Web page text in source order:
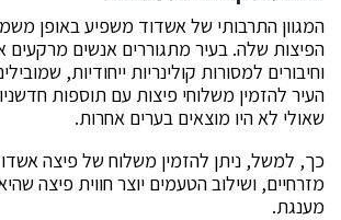
המגוון התרבותי של אשדוד משפיע באופן
הפיצות שלה. בעיר מתגוררים אנשים מרקעים
וחיבורים למסורות קולינריות ייחודיות,
העיר להזמין משלוחי פיצות עם תוספות
שאולי לא היו מוצאים בערים אחרות.
כך, למשל, ניתן להזמין משלוח של פיצה
מזרחיים, ושילוב הטעמים יוצר חווית פיצה
מענגת.